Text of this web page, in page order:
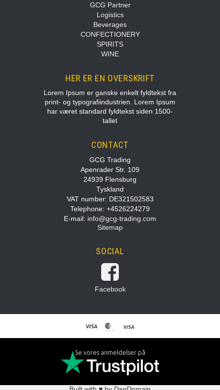
GCG Partner
Logistics
Beverages
CONFECTIONERY
SPIRITS
WINE
HER ER EN OVERSKRIFT
Lorem Ipsum er ganske enkelt fyldtekst fra
print- og typografiindustrien. Lorem Ipsum
har været standard fyldtekst siden 1500-
tallet
CONTACT
GCG Trading
Apenrader Str. 109
24939 Flensburg
Tyskland
VAT number: DE321502583
Telephone: +4526224279
E-mail: info@gcg-trading.com
Sitemap
SOCIAL
Facebook
Se vores anmeldelser på